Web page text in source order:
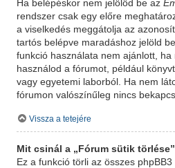
Ha belépéskor nem jelölöd be az
rendszer csak egy előre
a viselkedés meggátolja az
tartós belépve maradáshoz jelöld
funkció használata nem ajánlott, ha
használod a fórumot, például
vagy egyetemi laborból. Ha nem
fórumon valószínűleg nincs
Vissza a tetejére
Mit csinál a „Fórum sütik
Ez a funkció törli az összes